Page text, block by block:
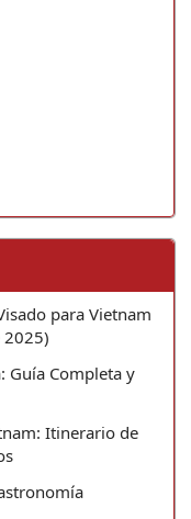
para Vietnam
2025)
Guía Completa y
Itinerario de